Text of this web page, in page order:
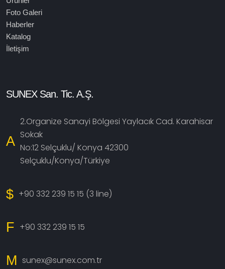
Foto Galeri
Haberler
Katalog
İletişim
SUNEX San. Tic. A.Ş.
A
2.Organize Sanayi Bölgesi Yaylacık Cad. Karahisar
Sokak
No:12 Selçuklu/ Konya 42300
Selçuklu/Konya/Türkiye
$ +90 332 239 15 15 (3 line)
F +90 332 239 15 15
M sunex@sunex.com.tr